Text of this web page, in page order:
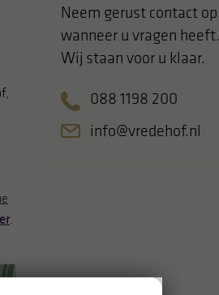
.
Neem gerust contact op
wanneer u vragen heeft.
Wij staan voor u klaar.
088 1198 200
info@vredehof.nl